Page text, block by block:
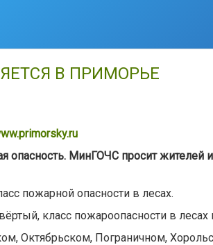
В ПРИМОРЬЕ
МинГОЧС просит жителей
пожарной опасности в лесах.
класс пожароопасности в
Октябрьском, Пограничном,